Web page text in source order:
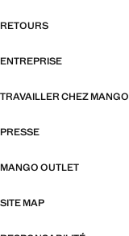
RETOURS
ENTREPRISE
TRAVAILLER CHEZ MANGO
PRESSE
MANGO OUTLET
SITE MAP